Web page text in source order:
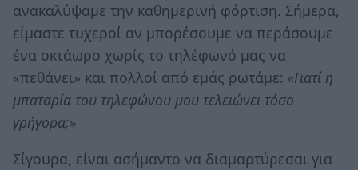
ανακαλύψαμε την καθημερινή φόρτιση. Σήμερα,
είμαστε τυχεροί αν μπορέσουμε να περάσουμε
ένα οκτάωρο χωρίς το τηλέφωνό μας να
«πεθάνει» και πολλοί από εμάς ρωτάμε: «Γιατί η
μπαταρία του τηλεφώνου μου τελειώνει τόσο
γρήγορα;»
Σίγουρα, είναι ασήμαντο να διαμαρτύρεσαι για